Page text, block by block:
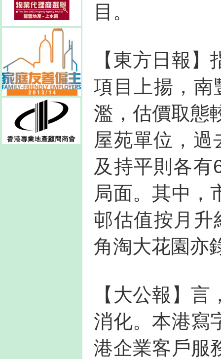
目。
【東方日報
項目上揚，南
濫，估價取態
屋苑單位，過
及持平則各有
局面。其中，
邨估值按月升
角淘大花園亦
【大公報】
消化。本港寫
港企業客戶服